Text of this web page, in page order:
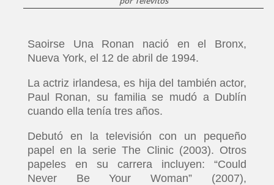
Saoirse Una Ronan nació en el​ Bronx,
Nueva York, el 12 de abril de 1994.
La actriz irlandesa, es hija del también actor,
Paul Ronan, su familia se mudó a Dublín
cuando ella tenía tres años.
Debutó en la televisión con un pequeño
papel en la serie The Clinic (2003). Otros
papeles en su carrera incluyen: “Could
Never Be Your Woman” (2007),